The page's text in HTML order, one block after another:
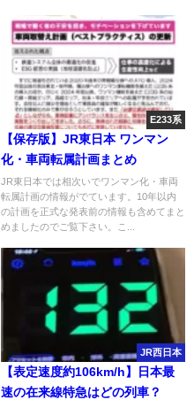
E233系
【保存版】JR東日本 ワンマン
化・車両転属計画まとめ
JR東日本では相次いでワンマン化・車両
転属計画の情報がでています。10年以内
の計画を正式な発表前の情報も含めてまと
めましたのでご覧下さい。こ...
JR西日本
【表定速度約106km/h】日本最
速の在来線特急はどの列車？